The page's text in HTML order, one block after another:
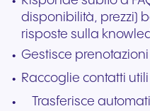
disponibilità, prezzi)
risposte sulla
Gestisce
Raccoglie contatti
Trasferisce